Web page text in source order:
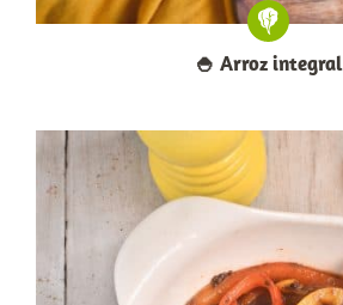
🍚​ Arroz integral